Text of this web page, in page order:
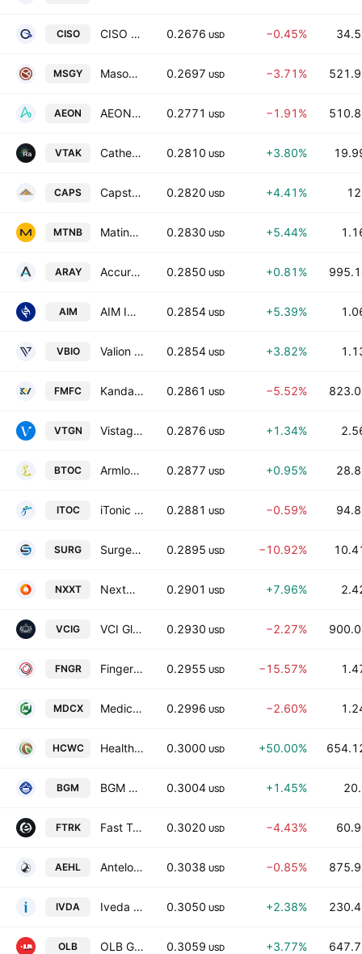
CISO CISO Global, Inc. 0.2676 USD −0.45%
MSGY Masonglory Limited 0.2697 USD −3.71%
AEON AEON Biopharma, Inc. Class A 0.2771 USD −1.91%
VTAK Catheter Precision, Inc. 0.2810 USD +3.80%
CAPS Capstone Holding Corp 0.2820 USD +4.41%
MTNB Matinas BioPharma Holdings, Inc. 0.2830 USD +5.44%
ARAY Accuray Incorporated 0.2850 USD +0.81%
AIM AIM ImmunoTech Inc. 0.2854 USD +5.39%
VBIO Valion Bio, Inc. 0.2854 USD +3.82%
FMFC Kandal M Venture Limited Class A 0.2861 USD −5.52%
VTGN Vistagen Therapeutics, Inc. 0.2876 USD +1.34%
BTOC Armlogi Holding Corp 0.2877 USD +0.95%
ITOC iTonic Holdings Ltd Class A 0.2881 USD −0.59%
SURG SurgePays Inc 0.2895 USD −10.92%
NXXT NextNRG, Inc. 0.2901 USD +7.96%
VCIG VCI Global Limited 0.2930 USD −2.27%
FNGR FingerMotion Inc 0.2955 USD −15.57%
MDCX Medicus Pharma Ltd 0.2996 USD −2.60%
HCWC Healthy Choice Wellness Corp. Class A 0.3000 USD +50.00%
BGM BGM Group Ltd. Class A 0.3004 USD +1.45%
FTRK Fast Track Group 0.3020 USD −4.43%
AEHL Antelope Enterprise Holdings Limited Class A 0.3038 USD −0.85%
IVDA Iveda Solutions, Inc. 0.3050 USD +2.38%
OLB OLB Group, Inc. 0.3059 USD +3.77%